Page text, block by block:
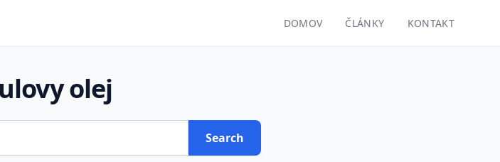
DOMOV ČLÁNKY KONTAKT
olej
Search